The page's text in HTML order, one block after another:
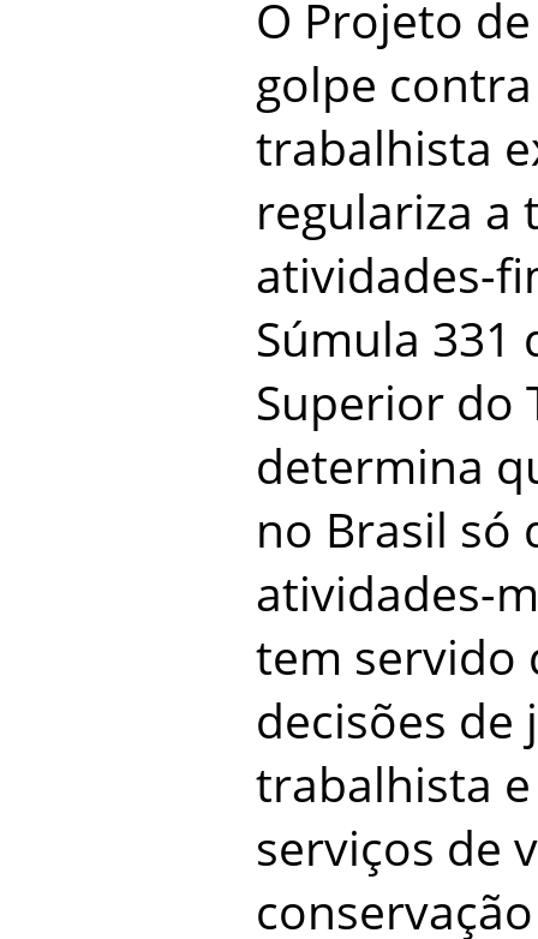
O Projeto
golpe
trabalhista
regulariza a
atividades-
Súmula 331
Superior do
determina
no Brasil só
atividades-
tem servido
decisões de
trabalhista
serviços de